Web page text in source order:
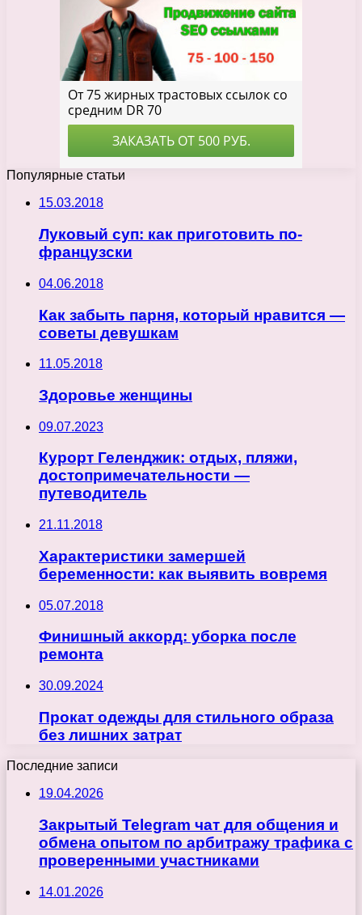
Популярные статьи
15.03.2018
Луковый суп: как приготовить по-
французски
04.06.2018
Как забыть парня, который нравится —
советы девушкам
11.05.2018
Здоровье женщины
09.07.2023
Курорт Геленджик: отдых, пляжи,
достопримечательности —
путеводитель
21.11.2018
Характеристики замершей
беременности: как выявить вовремя
05.07.2018
Финишный аккорд: уборка после
ремонта
30.09.2024
Прокат одежды для стильного образа
без лишних затрат
Последние записи
19.04.2026
Закрытый Telegram чат для общения и
обмена опытом по арбитражу трафика с
проверенными участниками
14.01.2026